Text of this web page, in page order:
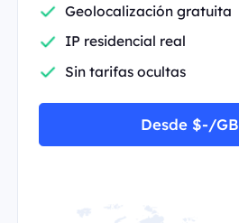
Geolocalización gratuita
IP residencial real
Sin tarifas ocultas
Desde $-/GB